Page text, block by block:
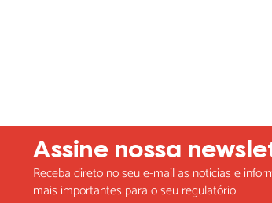
Assine nossa
Receba direto no seu e-mail as notícias e
mais importantes para o seu regulatório